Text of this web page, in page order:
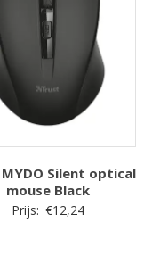
Silent optical
mouse Black
Prijs: €12,24